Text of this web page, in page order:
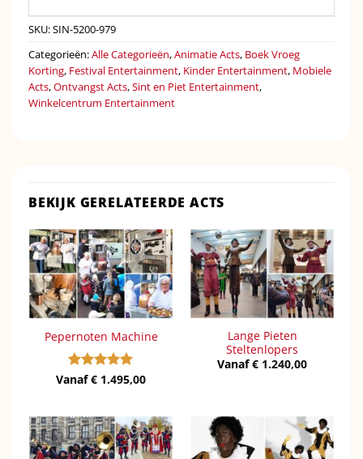
SKU:SIN-5200-979
Categorieën:Alle Categorieën,Animatie Acts, Boek Vroeg
Korting, Festival Entertainment, Kinder Entertainment, Mobiele
Acts,Ontvangst Acts,Sint en Piet Entertainment,
Winkelcentrum Entertainment
BEKIJK GERELATEERDE ACTS
Pepernoten Machine
Gewaardeerd
Vanaf€ 1.495,00
Lange Pieten
Steltenlopers
Vanaf€ 1.240,00